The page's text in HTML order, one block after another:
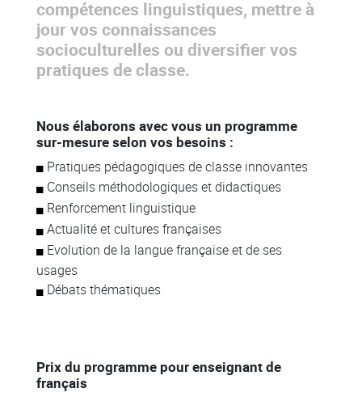
compétences linguistiques, mettre à
jour vos connaissances
socioculturelles ou diversifier vos
pratiques de classe.
Colonne
Nous élaborons avec vous un programme
sur-mesure selon vos besoins :
Pratiques pédagogiques de classe innovantes
Conseils méthodologiques et didactiques
Renforcement linguistique
Actualité et cultures françaises
Evolution de la langue française et de ses
usages
Débats thématiques
Prix du programme pour enseignant de
français